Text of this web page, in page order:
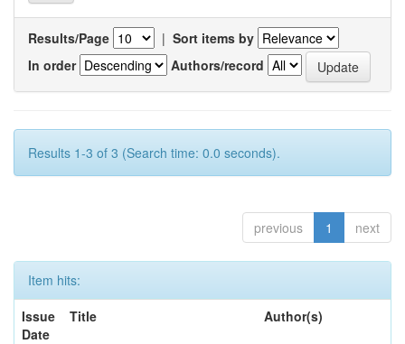
Results/Page | Sort items by
In order
Authors/record
Results 1-3 of 3 (Search time: 0.0 seconds).
previous 1 next
Item hits:
Issue
Date
Title Author(s)